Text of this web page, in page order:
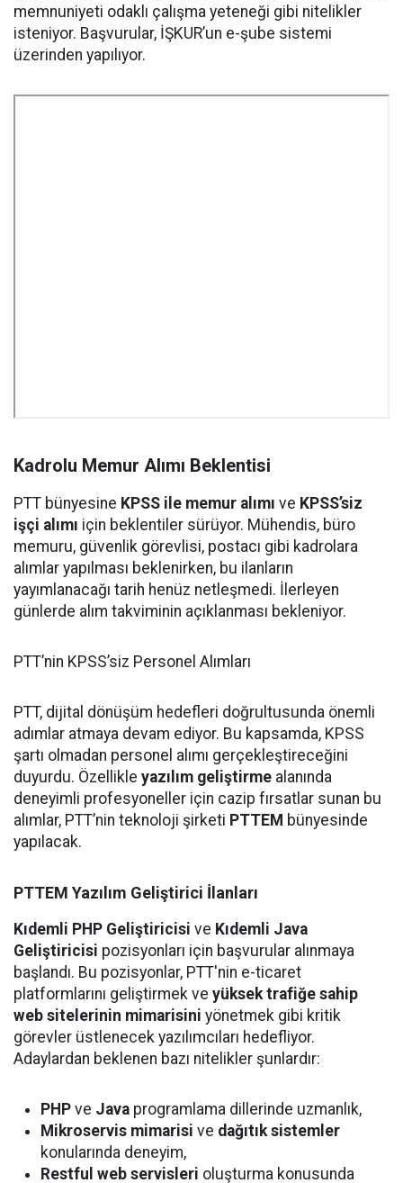
memnuniyeti odaklı çalışma yeteneği gibi nitelikler
isteniyor. Başvurular, İŞKUR’un e-şube sistemi
üzerinden yapılıyor.
Kadrolu Memur Alımı Beklentisi
PTT bünyesine KPSS ile memur alımı ve KPSS’siz
işçi alımı için beklentiler sürüyor. Mühendis, büro
memuru, güvenlik görevlisi, postacı gibi kadrolara
alımlar yapılması beklenirken, bu ilanların
yayımlanacağı tarih henüz netleşmedi. İlerleyen
günlerde alım takviminin açıklanması bekleniyor.
PTT’nin KPSS’siz Personel Alımları
PTT, dijital dönüşüm hedefleri doğrultusunda önemli
adımlar atmaya devam ediyor. Bu kapsamda, KPSS
şartı olmadan personel alımı gerçekleştireceğini
duyurdu. Özellikle yazılım geliştirme alanında
deneyimli profesyoneller için cazip fırsatlar sunan bu
alımlar, PTT’nin teknoloji şirketi PTTEM bünyesinde
yapılacak.
PTTEM Yazılım Geliştirici İlanları
Kıdemli PHP Geliştiricisi ve Kıdemli Java
Geliştiricisi pozisyonları için başvurular alınmaya
başlandı. Bu pozisyonlar, PTT'nin e-ticaret
platformlarını geliştirmek ve yüksek trafiğe sahip
web sitelerinin mimarisini yönetmek gibi kritik
görevler üstlenecek yazılımcıları hedefliyor.
Adaylardan beklenen bazı nitelikler şunlardır:
PHP ve Java programlama dillerinde uzmanlık,
Mikroservis mimarisi ve dağıtık sistemler
konularında deneyim,
Restful web servisleri oluşturma konusunda